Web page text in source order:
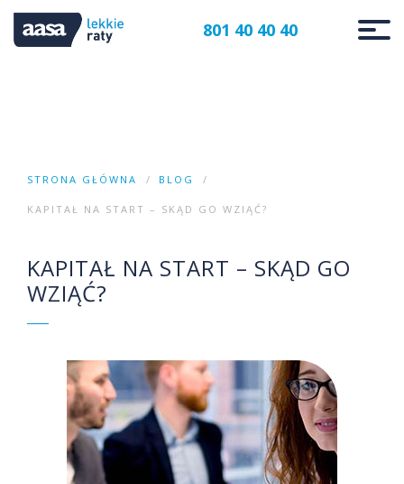
801 40 40 40
STRONA GŁÓWNA BLOG
KAPITAŁ NA START – SKĄD GO WZIĄĆ?
KAPITAŁ NA START – SKĄD GO
WZIĄĆ?